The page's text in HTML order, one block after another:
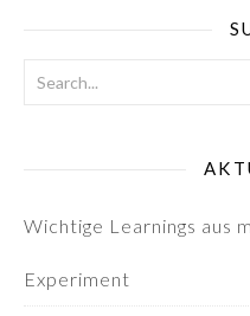
Wichtige Learnings aus
Experiment